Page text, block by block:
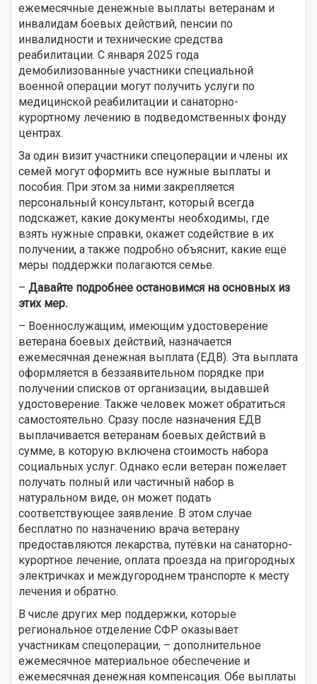
ежемесячные денежные выплаты ветеранам и
инвалидам боевых действий, пенсии по
инвалидности и технические средства
реабилитации. С января 2025 года
демобилизованные участники специальной
военной операции могут получить услуги по
медицинской реабилитации и санаторно-
курортному лечению в подведомственных фонду
центрах.
За один визит участники спецоперации и члены их
семей могут оформить все нужные выплаты и
пособия. При этом за ними закрепляется
персональный консультант, который всегда
подскажет, какие документы необходимы, где
взять нужные справки, окажет содействие в их
получении, а также подробно объяснит, какие ещё
меры поддержки полагаются семье.
– Давайте подробнее остановимся на основных из
этих мер.
– Военнослужащим, имеющим удостоверение
ветерана боевых действий, назначается
ежемесячная денежная выплата (ЕДВ). Эта выплата
оформляется в беззаявительном порядке при
получении списков от организации, выдавшей
удостоверение. Также человек может обратиться
самостоятельно. Сразу после назначения ЕДВ
выплачивается ветеранам боевых действий в
сумме, в которую включена стоимость набора
социальных услуг. Однако если ветеран пожелает
получать полный или частичный набор в
натуральном виде, он может подать
соответствующее заявление. В этом случае
бесплатно по назначению врача ветерану
предоставляются лекарства, путёвки на санаторно-
курортное лечение, оплата проезда на пригородных
электричках и междугороднем транспорте к месту
лечения и обратно.
В числе других мер поддержки, которые
региональное отделение СФР оказывает
участникам спецоперации, – дополнительное
ежемесячное материальное обеспечение и
ежемесячная денежная компенсация. Обе выплаты